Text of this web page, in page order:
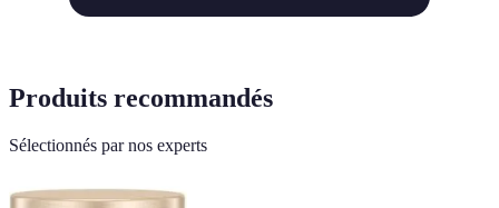
Produits recommandés
Sélectionnés par nos experts